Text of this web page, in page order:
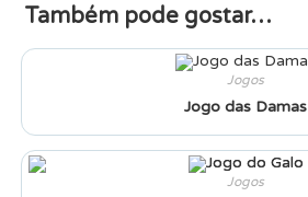
Também pode gostar…
Jogos
Jogo das Damas
Jogos